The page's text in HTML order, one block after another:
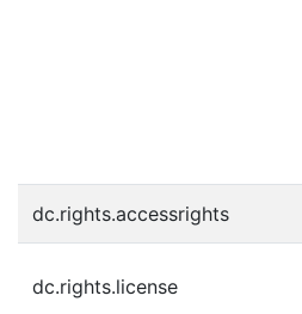
dc.rights.accessrights
dc.rights.license